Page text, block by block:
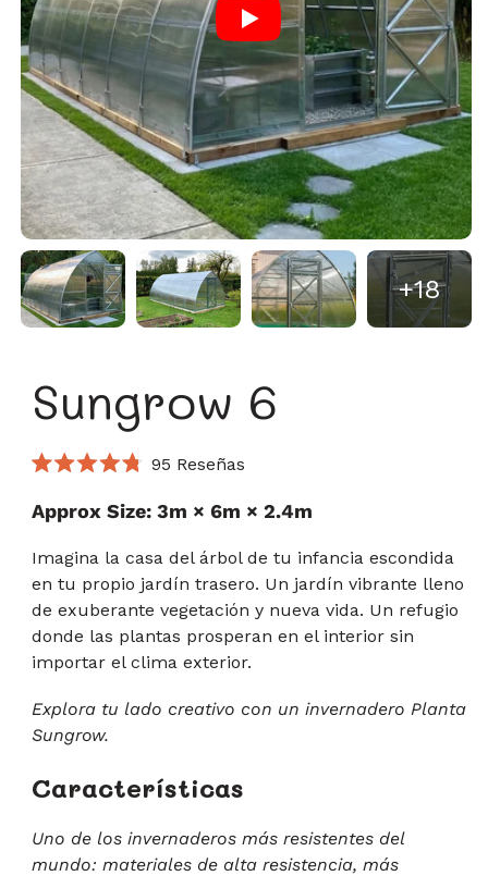
+18
Sungrow 6
de
estrellas
95 ReseñasHaz
para
a
las
reseñas
Approx Size: 3m × 6m × 2.4m
Imagina la casa del árbol de tu infancia escondida
en tu propio jardín trasero. Un jardín vibrante lleno
de exuberante vegetación y nueva vida. Un refugio
donde las plantas prosperan en el interior sin
importar el clima exterior.
Explora tu lado creativo con un invernadero Planta
Sungrow.
Características
Uno de los invernaderos más resistentes del
mundo: materiales de alta resistencia, más